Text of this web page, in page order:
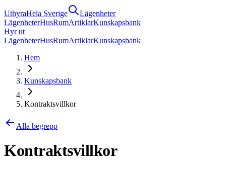
UthyraHela Sverige
Lägenheter
LägenheterHusRumArtiklarKunskapsbank
Hyr ut
LägenheterHusRumArtiklarKunskapsbank
Hem
Kunskapsbank
Kontraktsvillkor
Alla begrepp
Kontraktsvillkor